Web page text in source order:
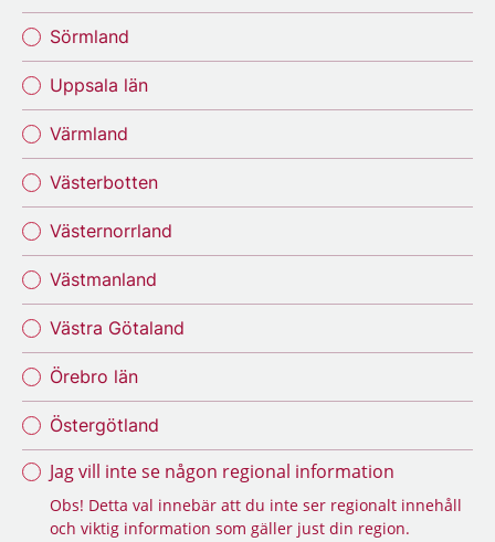
Sörmland
Uppsala län
Värmland
Västerbotten
Västernorrland
Västmanland
Västra Götaland
Örebro län
Östergötland
Jag vill inte se någon regional information
Obs! Detta val innebär att du inte ser regionalt innehåll
och viktig information som gäller just din region.